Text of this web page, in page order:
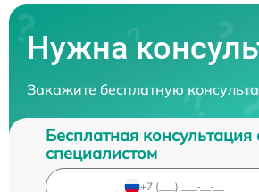
Нужна
Закажите бесплатную
Бесплатная консультация
специалистом